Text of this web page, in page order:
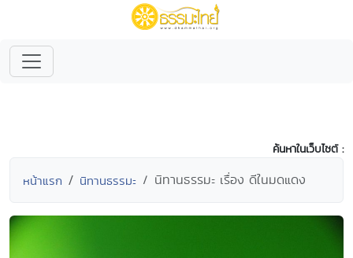
ค้นหาในเว็บไซต์ :
หน้าแรก นิทานธรรมะ นิทานธรรมะ เรื่อง ดีในมดแดง